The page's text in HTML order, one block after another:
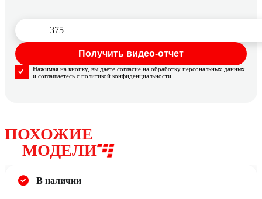
Нажимая на кнопку, вы даете согласие на обработку персональных данных
и соглашаетесь с политикой конфиденциальности.
ПОХОЖИЕ
МОДЕЛИ
В наличии